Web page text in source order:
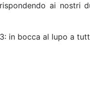
ai nostri
in bocca al lupo a